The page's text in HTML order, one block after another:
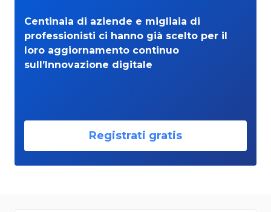
Centinaia di aziende e migliaia di
professionisti ci hanno già scelto per il
loro aggiornamento continuo
sull’Innovazione digitale
Registrati gratis